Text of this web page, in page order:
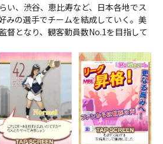
い、渋谷、恵比寿など、日本各地でス
みの選手でチームを結成していく。美
督となり、観客動員数No.1を目指して